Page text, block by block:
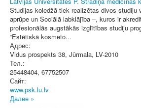
Studijas koledžā tiek realizētas divos studiju
aprūpe un Sociālā labklājība –, kuros ir
profesionālās augstākās izglītības studiju
“Estētiskā kosmeto...
Адрес:
Vidus prospekts 38, Jūrmala, LV-2010
Тел.:
25448404, 67752507
Сайт:
www.psk.lu.lv
Далее »